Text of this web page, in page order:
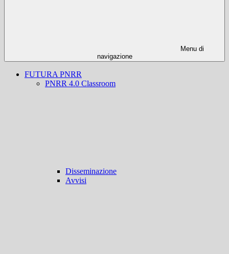
Menu di
navigazione
FUTURA PNRR
PNRR 4.0 Classroom
Disseminazione
Avvisi